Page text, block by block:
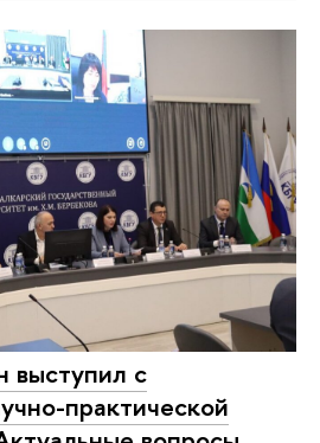
выступил с
практической